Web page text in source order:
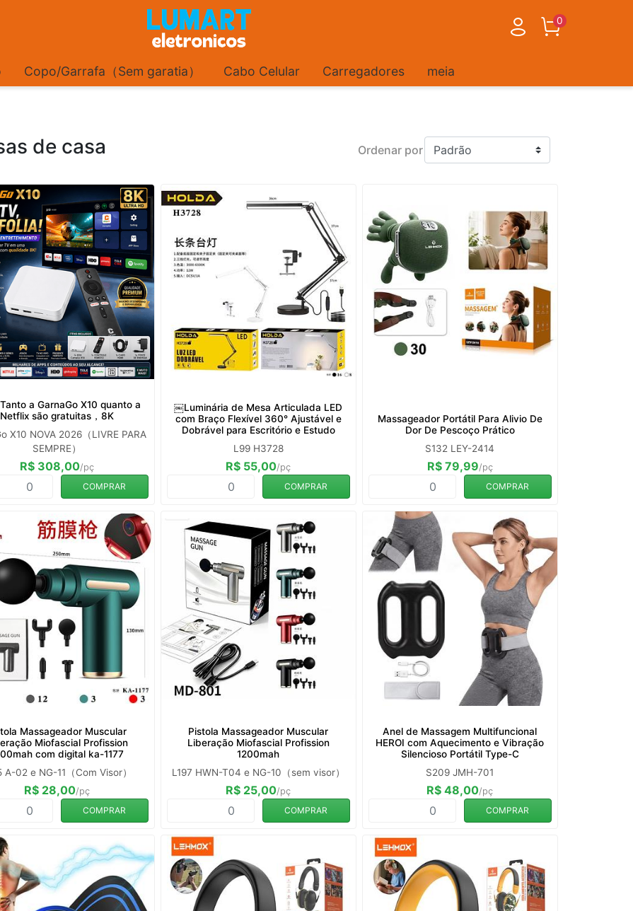
0
Copo/Garrafa（Sem garatia） Cabo Celular Carregadores meia
de casa Ordenar por
a GarnaGo X10 quanto a
Netflix são gratuitas，8K
X10 NOVA 2026（LIVRE PARA
SEMPRE）
R$ 308,00/pç
COMPRAR
￼Luminária de Mesa Articulada LED
com Braço Flexível 360° Ajustável e
Dobrável para Escritório e Estudo
L99 H3728
R$ 55,00/pç
COMPRAR
Massageador Portátil Para Alivio De
Dor De Pescoço Prático
S132 LEY-2414
R$ 79,99/pç
COMPRAR
Massageador Muscular
Miofascial Profission
com digital ka-1177
A-02 e NG-11（Com Visor）
R$ 28,00/pç
COMPRAR
Pistola Massageador Muscular
Liberação Miofascial Profission
1200mah
L197 HWN-T04 e NG-10（sem visor）
R$ 25,00/pç
COMPRAR
Anel de Massagem Multifuncional
HEROI com Aquecimento e Vibração
Silencioso Portátil Type-C
S209 JMH-701
R$ 48,00/pç
COMPRAR